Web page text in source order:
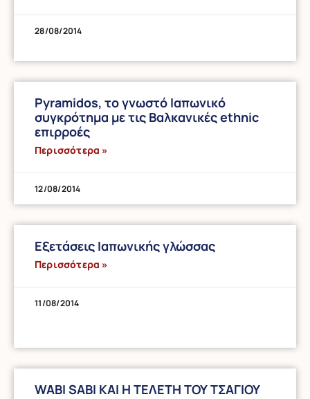
28/08/2014
Pyramidos, το γνωστό Ιαπωνικό
συγκρότημα με τις Βαλκανικές ethnic
επιρροές
Περισσότερα »
12/08/2014
Εξετάσεις Ιαπωνικής γλώσσας
Περισσότερα »
11/08/2014
WABI SABI ΚΑΙ Η ΤΕΛΕΤΗ ΤΟΥ ΤΣΑΓΙΟΥ